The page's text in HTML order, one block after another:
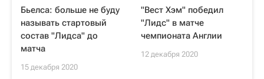
Бьелса: больше не буду
называть стартовый
состав "Лидса" до
матча
15 декабря 2020
"Вест Хэм" победил
"Лидс" в матче
чемпионата Англии
12 декабря 2020